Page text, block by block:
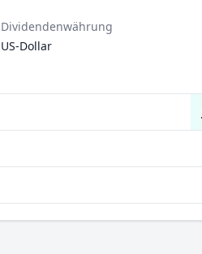
Dividendenwährung
US-Dollar